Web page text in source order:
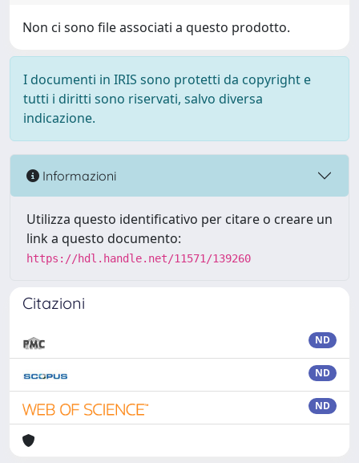
Non ci sono file associati a questo prodotto.
I documenti in IRIS sono protetti da copyright e
tutti i diritti sono riservati, salvo diversa
indicazione.
Informazioni
Utilizza questo identificativo per citare o creare un
link a questo documento:
https://hdl.handle.net/11571/139260
Citazioni
ND
ND
ND